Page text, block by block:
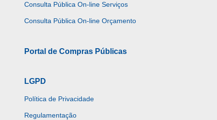
Consulta Pública On-line Serviços
Consulta Pública On-line Orçamento
Portal de Compras Públicas
LGPD
Política de Privacidade
Regulamentação